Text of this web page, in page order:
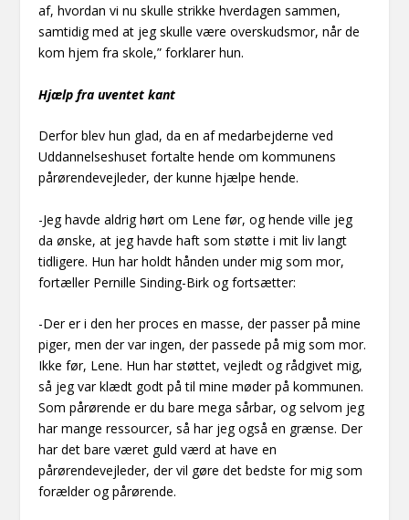
af, hvordan vi nu skulle strikke hverdagen sammen,
samtidig med at jeg skulle være overskudsmor, når de
kom hjem fra skole,” forklarer hun.
Hjælp fra uventet kant
Derfor blev hun glad, da en af medarbejderne ved
Uddannelseshuset fortalte hende om kommunens
pårørendevejleder, der kunne hjælpe hende.
-Jeg havde aldrig hørt om Lene før, og hende ville jeg
da ønske, at jeg havde haft som støtte i mit liv langt
tidligere. Hun har holdt hånden under mig som mor,
fortæller Pernille Sinding-Birk og fortsætter:
-Der er i den her proces en masse, der passer på mine
piger, men der var ingen, der passede på mig som mor.
Ikke før, Lene. Hun har støttet, vejledt og rådgivet mig,
så jeg var klædt godt på til mine møder på kommunen.
Som pårørende er du bare mega sårbar, og selvom jeg
har mange ressourcer, så har jeg også en grænse. Der
har det bare været guld værd at have en
pårørendevejleder, der vil gøre det bedste for mig som
forælder og pårørende.